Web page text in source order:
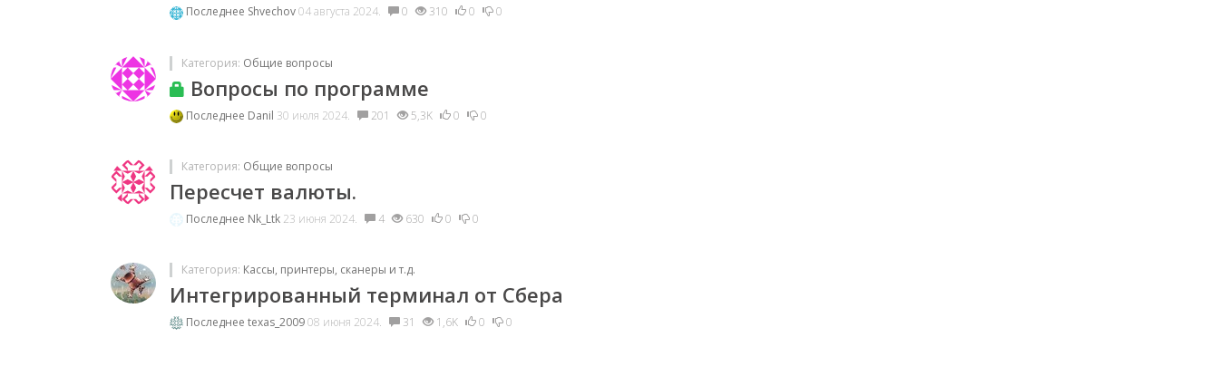
Последнее Shvechov04 августа 2024. 0 310 0 0
Категория: Общие вопросы
Вопросы по программе
Последнее Danil 30 июля 2024. 201 5,3K 0 0
Категория: Общие вопросы
Пересчет валюты.
Последнее Nk_Ltk 23 июня 2024. 4 630 0 0
Категория: Кассы, принтеры, сканеры и т.д.
Интегрированный терминал от Сбера
Последнее texas_200908 июня 2024. 31 1,6K 0 0